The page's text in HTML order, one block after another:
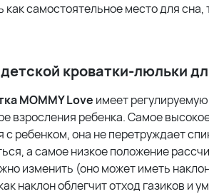
самостоятельное место для сна,
кроватки-люльки
MOMMY Love имеет
взросления ребенка. Самое
с ребенком, она не перетруждает
а самое низкое положение
изменить (оно может иметь
наклон облегчит отход газиков и